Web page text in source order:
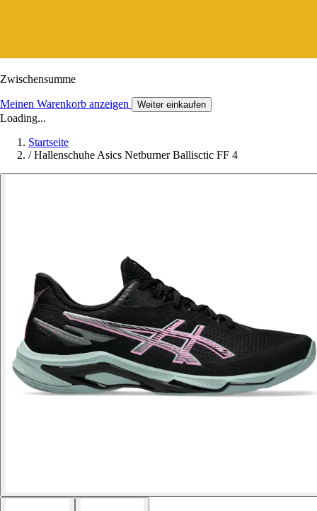
Zwischensumme
Meinen Warenkorb anzeigen Weiter einkaufen
Loading...
Startseite
/ Hallenschuhe Asics Netburner Ballisctic FF 4